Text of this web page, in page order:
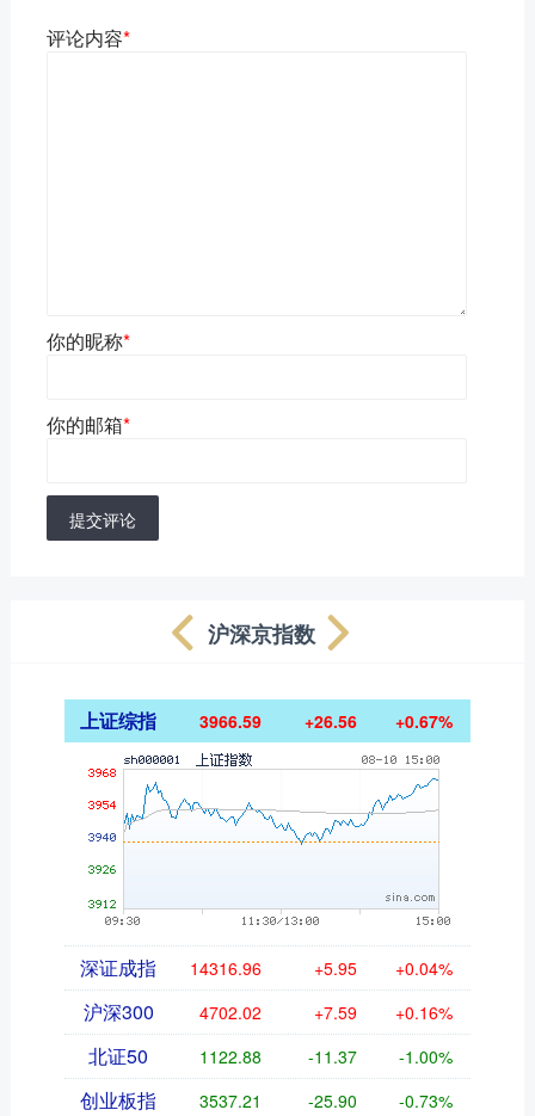
评论内容*
你的昵称*
你的邮箱*
提交评论
沪深京指数
上证综指 3966.59 +26.56 +0.67%
深证成指 14316.96 +5.95 +0.04%
沪深300 4702.02 +7.59 +0.16%
北证50 1122.88 -11.37 -1.00%
创业板指 3537.21 -25.90 -0.73%